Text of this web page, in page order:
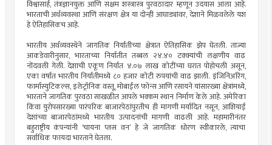
विश्वासार्ह, तंत्रज्ञानयुक्त आणि सक्षम शस्त्रास्त्र पुरवठादार म्हणून उदयास आला आहे.
भारताची अर्थव्यवस्था आणि संरक्षण क्षेत्र या दोन्ही आघाड्यांवर, देशाने मिळवलेले यश
हे ऐतिहासिकच आहे.
भारतीय अर्थव्यवस्थेने जागतिक निर्यातीच्या क्षेत्रात ऐतिहासिक झेप घेतली. ताज्या
आकडेवारीनुसार, भारताच्या निर्यातीत तब्बल २४.४० टक्क्यांची लक्षणीय वाढ
नोंदवली गेली. देशाची एकूण निर्यात ४.०७ लाख कोटींच्या घरात पोहोचली असून,
एका वर्षात भारतीय निर्यातीमध्ये ८० हजार कोटी रुपयांची वाढ झाली. इंजिनिअरिंग,
फार्मास्युटिकल्स, इलेट्रॉनिक वस्तू, मोबाईल फोन्स आणि रसायने यांसारख्या क्षेत्रांमध्ये,
भारताने जागतिक पुरवठा साखळीत आपले भक्कम स्थान निर्माण केले आहे. अमेरिका
किंवा युरोपसारख्या पारंपरिक बाजारपेठांपुरतीच ही मागणी मर्यादित नसून, आशियाई
देशांच्या बाजारपेठांमध्ये भारतीय उत्पादनांची मागणी वाढली आहे. महामारीनंतर
बहुराष्ट्रीय कंपन्यांनी ‘चायना प्लस वन’ हे जे जागतिक धोरण स्वीकारले, त्याचा
सर्वाधिक फायदा भारताने घेतला.